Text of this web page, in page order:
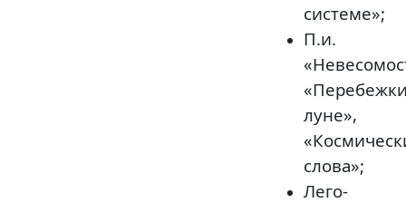
системе»;
П.и.
луне»,
слова»;
Лего-